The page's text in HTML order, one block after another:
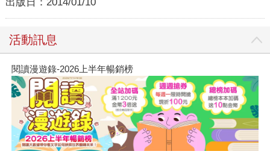
活動訊息
閱讀漫遊錄-2026上半年暢銷榜